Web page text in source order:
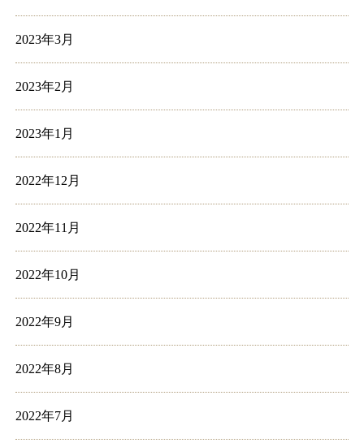
2023年3月
2023年2月
2023年1月
2022年12月
2022年11月
2022年10月
2022年9月
2022年8月
2022年7月